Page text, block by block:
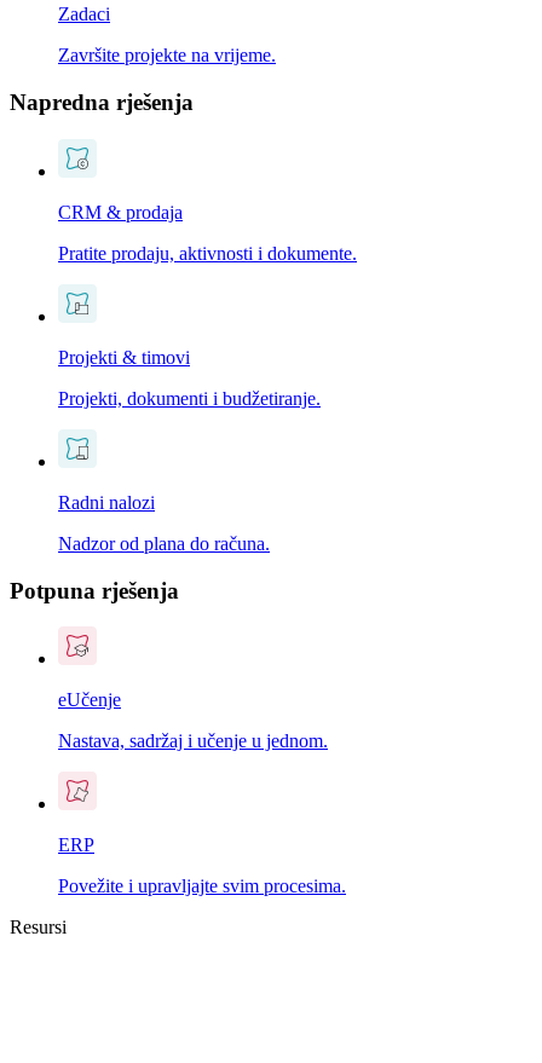
Zadaci
Završite projekte na vrijeme.
Napredna rješenja
CRM & prodaja
Pratite prodaju, aktivnosti i dokumente.
Projekti & timovi
Projekti, dokumenti i budžetiranje.
Radni nalozi
Nadzor od plana do računa.
Potpuna rješenja
eUčenje
Nastava, sadržaj i učenje u jednom.
ERP
Povežite i upravljajte svim procesima.
Resursi